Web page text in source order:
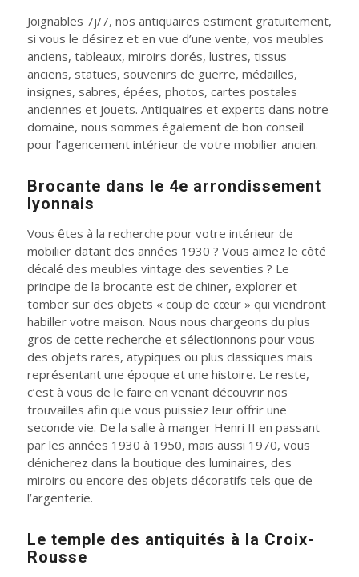
Joignables 7j/7, nos antiquaires estiment gratuitement,
si vous le désirez et en vue d’une vente, vos meubles
anciens, tableaux, miroirs dorés, lustres, tissus
anciens, statues, souvenirs de guerre, médailles,
insignes, sabres, épées, photos, cartes postales
anciennes et jouets. Antiquaires et experts dans notre
domaine, nous sommes également de bon conseil
pour l’agencement intérieur de votre mobilier ancien.
Brocante dans le 4e arrondissement
lyonnais
Vous êtes à la recherche pour votre intérieur de
mobilier datant des années 1930 ? Vous aimez le côté
décalé des meubles vintage des seventies ? Le
principe de la brocante est de chiner, explorer et
tomber sur des objets « coup de cœur » qui viendront
habiller votre maison. Nous nous chargeons du plus
gros de cette recherche et sélectionnons pour vous
des objets rares, atypiques ou plus classiques mais
représentant une époque et une histoire. Le reste,
c’est à vous de le faire en venant découvrir nos
trouvailles afin que vous puissiez leur offrir une
seconde vie. De la salle à manger Henri II en passant
par les années 1930 à 1950, mais aussi 1970, vous
dénicherez dans la boutique des luminaires, des
miroirs ou encore des objets décoratifs tels que de
l’argenterie.
Le temple des antiquités à la Croix-
Rousse